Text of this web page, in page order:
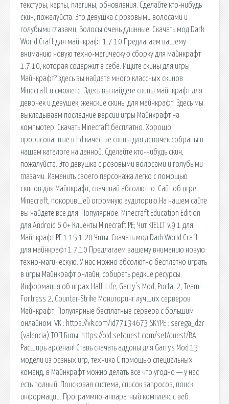
текстуры, карты, плагины, обновления. Сделайте кто-нибудь
скин, пожалуйста: Это девушка с розовыми волосами и
голубыми глазами, Волосы очень длинные. Скачать мод Dark
World Craft для майнкрафт 1.7.10 Предлагаем вашему
вниманию новую техно-магическую сборку для майнкрафт
1.7.10, которая содержит в себе. Ищите скины для игры
Майнкрафт? здесь вы найдете много классных скинов
Minecraft и сможете. Здесь вы найдете скины майнкрафт для
девочек и девушек, женские скины для майнкрафт. Здесь мы
выкладываем последние версии игры Майнкрафт на
компьютер. Скачать Minecraft бесплатно. Хорошо
прорисованные в hd качестве скины для девочек собраны в
нашем каталоге на данной. Сделайте кто-нибудь скин,
пожалуйста: Это девушка с розовыми волосами и голубыми
глазами. Изменить своего персонажа легко с помощью
скинов для Майнкрафт, скачивай абсолютно. Сайт об игре
Minecraft, покорившей огромную аудиторию.На нашем сайте
вы найдете все для. Популярное. Minecraft Education Edition
для Android 6.0+ Клиенты Minecraft PE; Чит KIELLT v.9.1 для
Майнкрафт PE 1.15 1.20 Читы. Скачать мод Dark World Craft
для майнкрафт 1.7.10 Предлагаем вашему вниманию новую
техно-магическую. У нас можно абсолютно бесплатно играть
в игры Майнкрафт онлайн, собирать редкие ресурсы.
Информация об играх Half-Life, Garry's Mod, Portal 2, Team-
Fortress 2, Counter-Strike Мониторинг лучших серверов
Майнкрафт. Популярные бесплатные сервера с большим
онлайном. VK : https://vk.com/id77134673 SKYPE : serega_dzr
(valencia) ТОП Биты: https://old.setquest.com/set/quest/BA.
Расширь арсенал! Ставь скачать аддоны для Garrys Mod 13:
модели из разных игр, техника С помощью специальных
команд, в Майнкрафт можно делать все что угодно — у нас
есть полный. Поисковая сиcтема, список запросов, поиск
информации. Программно-аппаратный комплекс с веб.